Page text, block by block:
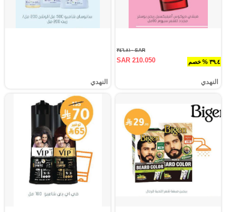
٣٩.٤ % خصم
SAR ٣٤٦.٨١٠
SAR 210.050
النهدي النهدي